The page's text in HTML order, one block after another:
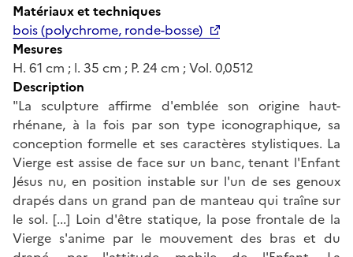
Matériaux et techniques
bois (polychrome, ronde-bosse)
Mesures
H. 61 cm ; l. 35 cm ; P. 24 cm ; Vol. 0,0512
Description
"La sculpture affirme d'emblée son origine haut-
rhénane, à la fois par son type iconographique, sa
conception formelle et ses caractères stylistiques. La
Vierge est assise de face sur un banc, tenant l'Enfant
Jésus nu, en position instable sur l'un de ses genoux
drapés dans un grand pan de manteau qui traîne sur
le sol. [...] Loin d'être statique, la pose frontale de la
Vierge s'anime par le mouvement des bras et du